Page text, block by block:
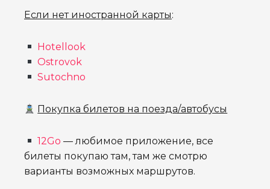
Если нет иностранной карты:
Hotellook
Ostrovok
Sutochno
Покупка билетов на поезда/автобусы
12Go — любимое приложение, все
билеты покупаю там, там же смотрю
варианты возможных маршрутов.